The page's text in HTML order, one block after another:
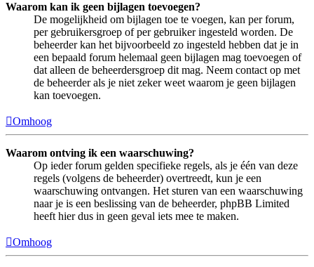
Waarom kan ik geen bijlagen toevoegen?
De mogelijkheid om bijlagen toe te voegen, kan per forum,
per gebruikersgroep of per gebruiker ingesteld worden. De
beheerder kan het bijvoorbeeld zo ingesteld hebben dat je in
een bepaald forum helemaal geen bijlagen mag toevoegen of
dat alleen de beheerdersgroep dit mag. Neem contact op met
de beheerder als je niet zeker weet waarom je geen bijlagen
kan toevoegen.
Omhoog
Waarom ontving ik een waarschuwing?
Op ieder forum gelden specifieke regels, als je één van deze
regels (volgens de beheerder) overtreedt, kun je een
waarschuwing ontvangen. Het sturen van een waarschuwing
naar je is een beslissing van de beheerder, phpBB Limited
heeft hier dus in geen geval iets mee te maken.
Omhoog